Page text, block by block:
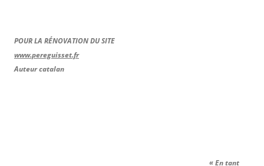
POUR LA RÉNOVATION DU SITE
www.pereguisset.fr
Auteur catalan
« En tant